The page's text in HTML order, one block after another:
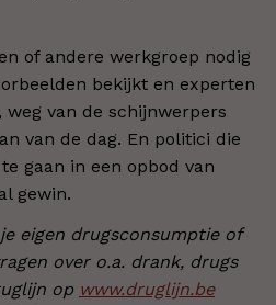
of andere werkgroep nodig
bekijkt en experten
van de schijnwerpers
van de dag. En politici die
gaan in een opbod van
gewin.
eigen drugsconsumptie of
over o.a. drank, drugs
op www.druglijn.be